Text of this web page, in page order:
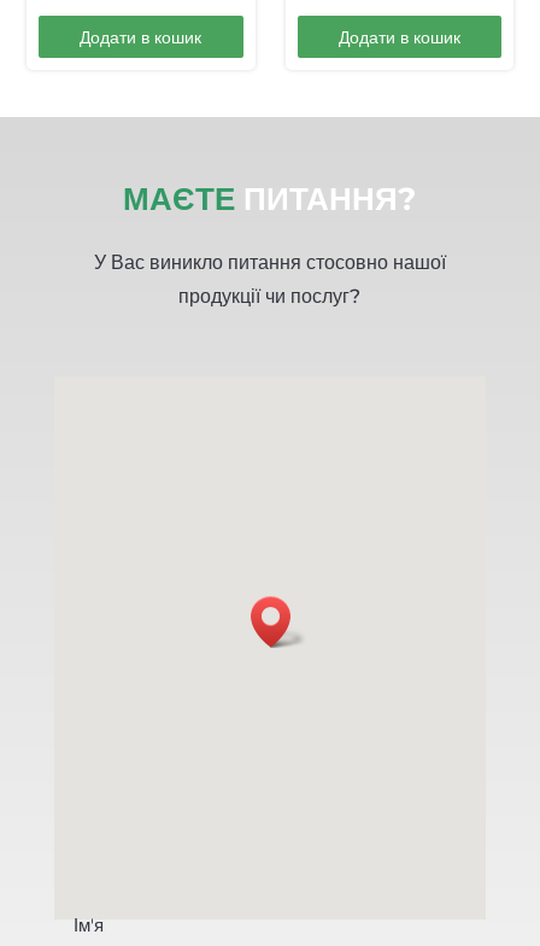
Додати в кошик Додати в кошик
МАЄТЕ ПИТАННЯ?
У Вас виникло питання стосовно нашої
продукції чи послуг?